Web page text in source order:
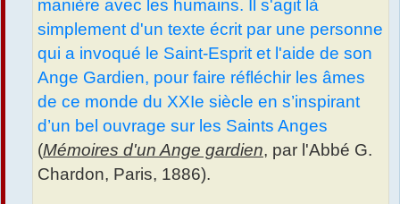
manière avec les humains. Il s'agit là
simplement d'un texte écrit par une personne
qui a invoqué le Saint-Esprit et l'aide de son
Ange Gardien, pour faire réfléchir les âmes
de ce monde du XXIe siècle en s’inspirant
d’un bel ouvrage sur les Saints Anges
(Mémoires d'un Ange gardien, par l'Abbé G.
Chardon, Paris, 1886).